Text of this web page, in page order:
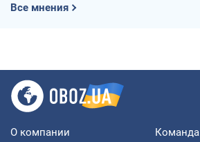
Все мнения
О компании Команда